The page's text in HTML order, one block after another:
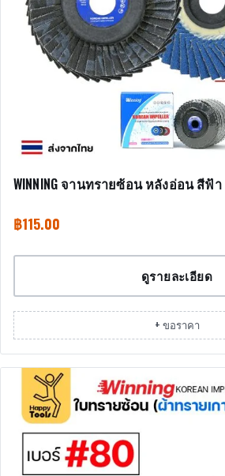
WINNING จานทรายซ้อน หลังอ่อน สีฟ้
฿115.00
ดูรายละเอียด
+ ขอราคา